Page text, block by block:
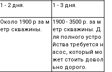
1 - 2 дня. 1 - 3 дня.
Около 1900 р за м
етр скважины.
1900 - 3500 р. за м
етр скважины. Д
ля полного устро
йства требуется н
асос, который мо
жет стоить довол
ьно дорого.